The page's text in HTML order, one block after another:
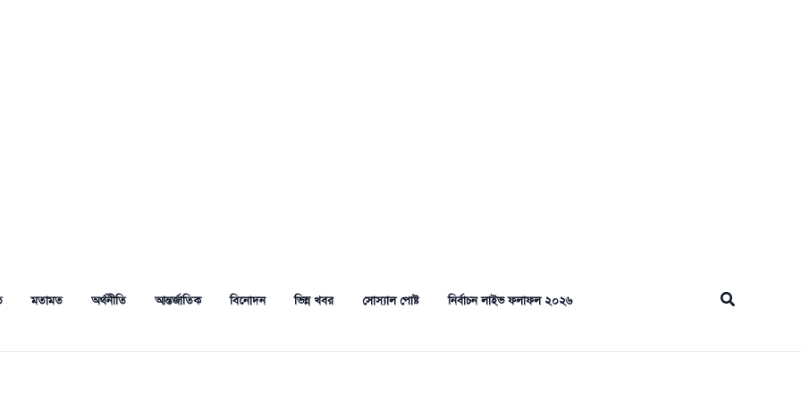
মতামত অর্থনীতি আন্তর্জাতিক বিনোদন ভিন্ন খবর সোস্যাল পোষ্ট নির্বাচন লাইভ ফলাফল ২০২৬ Search